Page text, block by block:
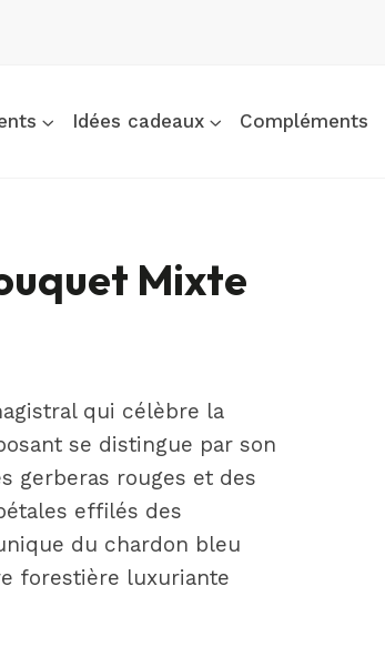
Idées cadeaux Compléments
Mixte
qui célèbre la
se distingue par son
gerberas rouges et des
effilés des
du chardon bleu
forestière luxuriante